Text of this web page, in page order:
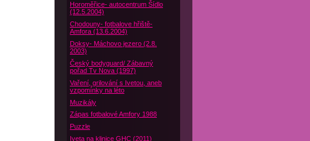
Horoměřice- autocentrum Šídlo
(12.5.2004)
Chodouny- fotbalove hřiště-
Amfora (13.6.2004)
Doksy- Máchovo jezero (2.8.
2003)
Český bodyguard/ Zábavný
pořad Tv Nova (1997)
Vaření, grilování s Ivetou, aneb
vzpomínky na léto
Muzikály
Zápas fotbalové Amfory 1988
Puzzle
Iveta na klinice GHC (2011)